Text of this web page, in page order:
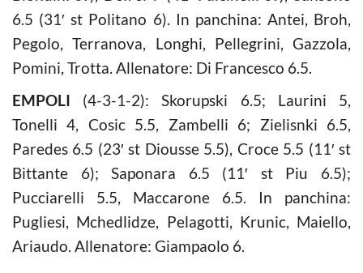
6.5 (31′ st Politano 6). In panchina: Antei, Broh,
Pegolo, Terranova, Longhi, Pellegrini, Gazzola,
Pomini, Trotta. Allenatore: Di Francesco 6.5.
EMPOLI (4-3-1-2): Skorupski 6.5; Laurini 5,
Tonelli 4, Cosic 5.5, Zambelli 6; Zielisnki 6.5,
Paredes 6.5 (23′ st Diousse 5.5), Croce 5.5 (11′ st
Bittante 6); Saponara 6.5 (11′ st Piu 6.5);
Pucciarelli 5.5, Maccarone 6.5. In panchina:
Pugliesi, Mchedlidze, Pelagotti, Krunic, Maiello,
Ariaudo. Allenatore: Giampaolo 6.